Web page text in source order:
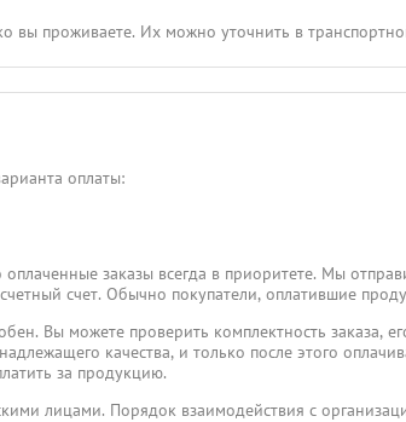
вы проживаете. Их можно уточнить в
оплаты:
заказы всегда в приоритете. Мы
счет. Обычно покупатели, оплатившие
Вы можете проверить комплектность заказа,
качества, и только после этого
за продукцию.
лицами. Порядок взаимодействия с